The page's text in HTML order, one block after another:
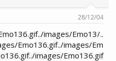
ש
ר
ך
28/12/04
images/Emo13
Emo136.gif../images/Em
o136.gif../images/Emo136.gif